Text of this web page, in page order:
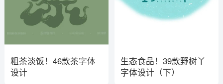
粗茶淡饭！46款茶字体
设计
生态食品！39款野树丫
字体设计（下）